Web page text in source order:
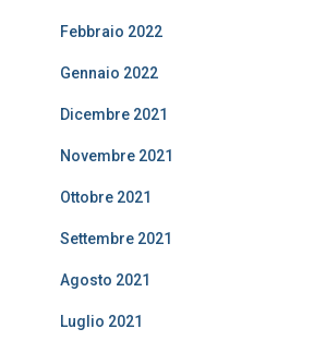
Febbraio 2022
Gennaio 2022
Dicembre 2021
Novembre 2021
Ottobre 2021
Settembre 2021
Agosto 2021
Luglio 2021